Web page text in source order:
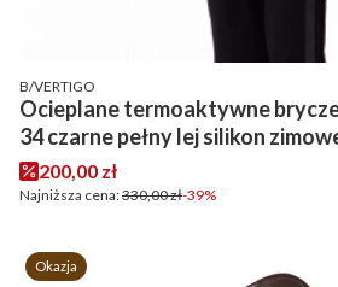
PRODUCENT
B/VERTIGO
Ocieplane termoaktywne
34 czarne pełny lej silikon
Cena promocyjna
200,00 zł
Najniższa cena:330,00 zł-39%
Okazja